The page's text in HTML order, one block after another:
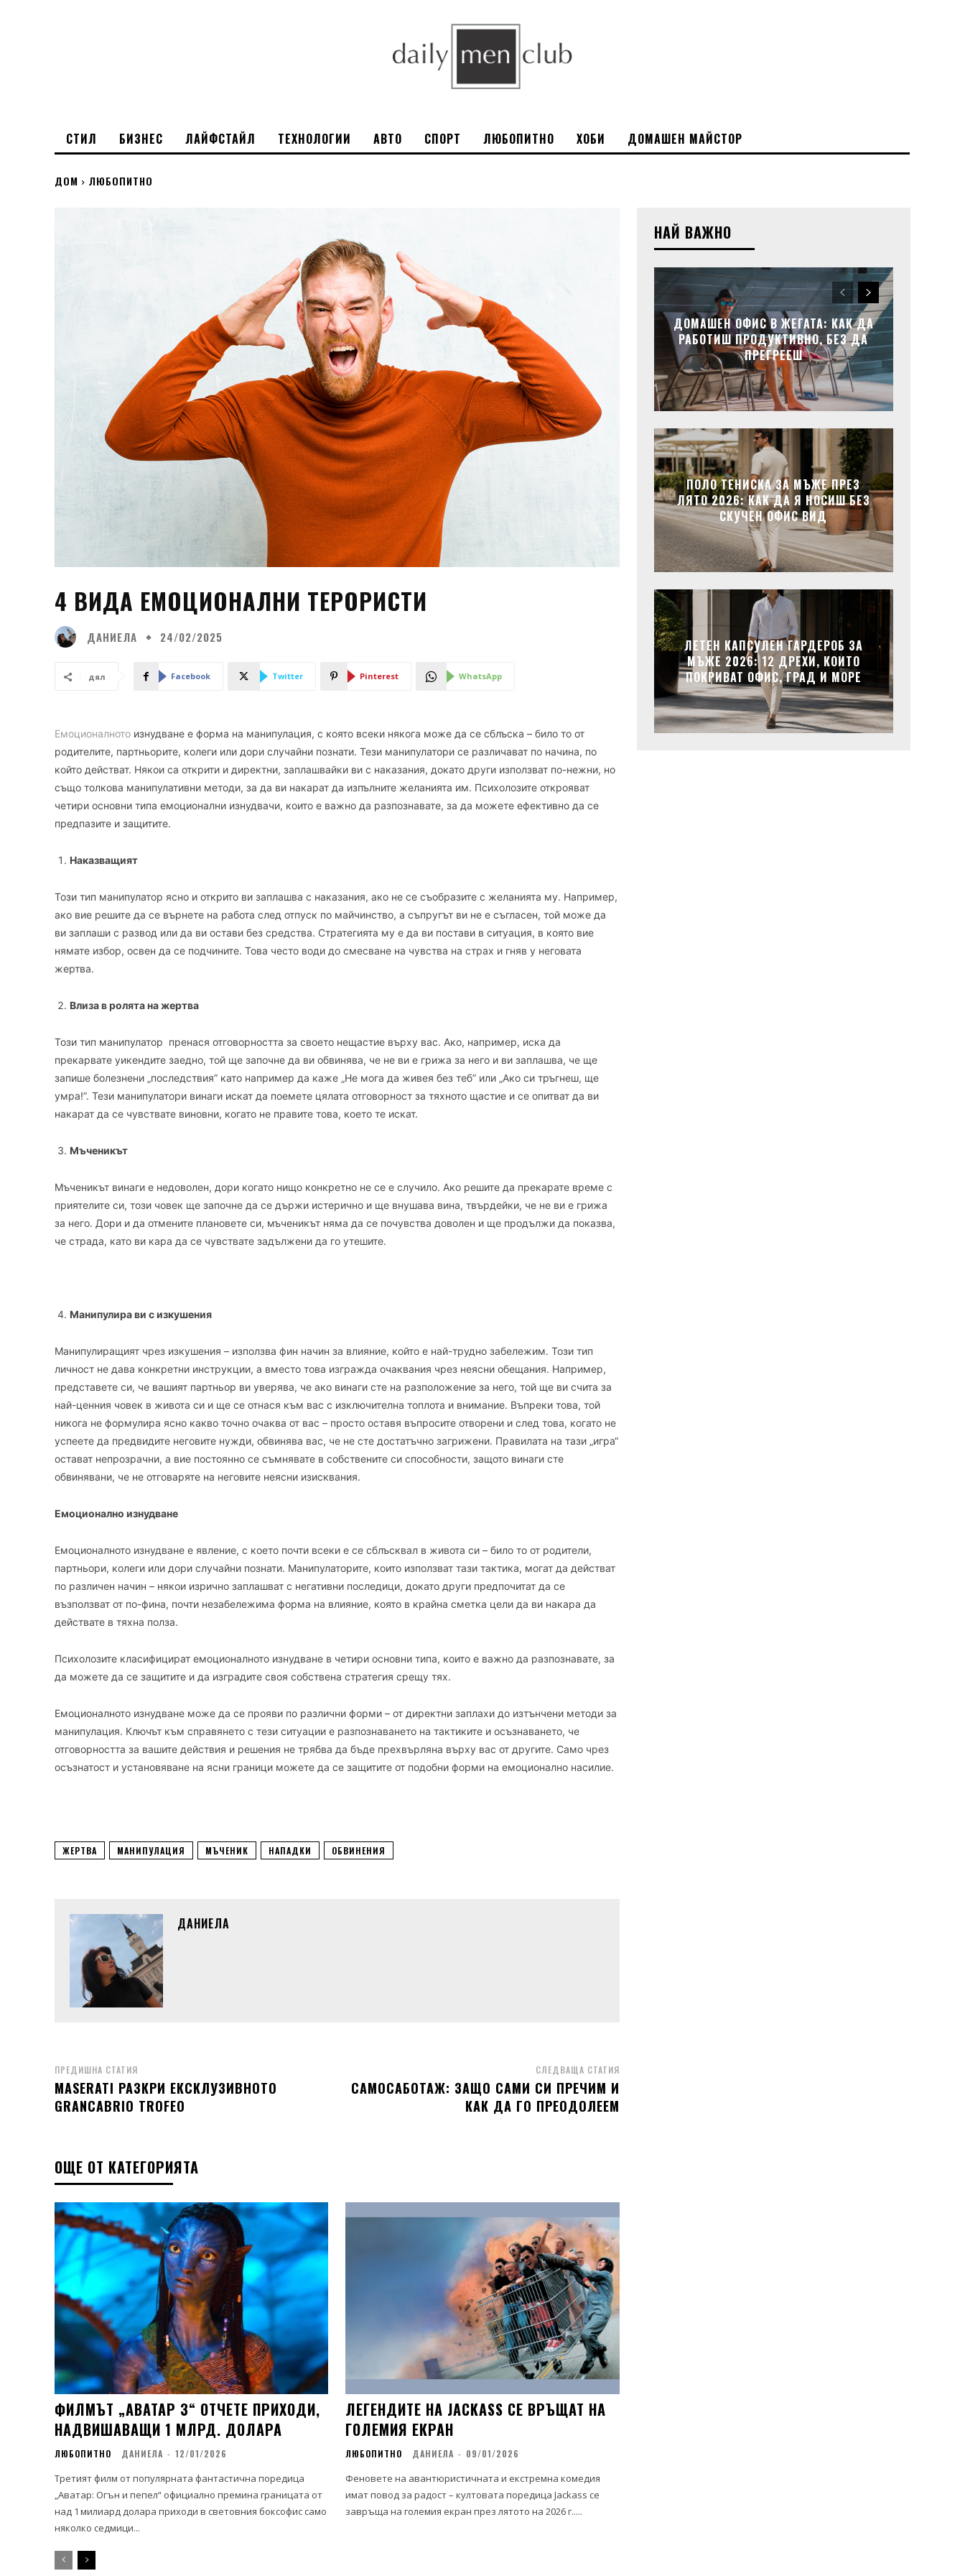
СТИЛ БИЗНЕС ЛАЙФСТАЙЛ ТЕХНОЛОГИИ АВТО СПОРТ ЛЮБОПИТНО ХОБИ ДОМАШЕН МАЙСТОР
ДОМ ЛЮБОПИТНО
4 ВИДА ЕМОЦИОНАЛНИ ТЕРОРИСТИ
ДАНИЕЛА 24/02/2025
дял Facebook Twitter Pinterest WhatsApp
Емоционалното изнудване е форма на манипулация, с която всеки някога може да се сблъска – било то от
родителите, партньорите, колеги или дори случайни познати. Тези манипулатори се различават по начина, по
който действат. Някои са открити и директни, заплашвайки ви с наказания, докато други използват по-нежни, но
също толкова манипулативни методи, за да ви накарат да изпълните желанията им. Психолозите открояват
четири основни типа емоционални изнудвачи, които е важно да разпознавате, за да можете ефективно да се
предпазите и защитите.
Наказващият
Този тип манипулатор ясно и открито ви заплашва с наказания, ако не се съобразите с желанията му. Например,
ако вие решите да се върнете на работа след отпуск по майчинство, а съпругът ви не е съгласен, той може да
ви заплаши с развод или да ви остави без средства. Стратегията му е да ви постави в ситуация, в която вие
нямате избор, освен да се подчините. Това често води до смесване на чувства на страх и гняв у неговата
жертва.
Влиза в ролята на жертва
Този тип манипулатор пренася отговорността за своето нещастие върху вас. Ако, например, иска да
прекарвате уикендите заедно, той ще започне да ви обвинява, че не ви е грижа за него и ви заплашва, че ще
запише болезнени „последствия” като например да каже „Не мога да живея без теб” или „Ако си тръгнеш, ще
умра!”. Тези манипулатори винаги искат да поемете цялата отговорност за тяхното щастие и се опитват да ви
накарат да се чувствате виновни, когато не правите това, което те искат.
Мъченикът
Мъченикът винаги е недоволен, дори когато нищо конкретно не се е случило. Ако решите да прекарате време с
приятелите си, този човек ще започне да се държи истерично и ще внушава вина, твърдейки, че не ви е грижа
за него. Дори и да отмените плановете си, мъченикът няма да се почувства доволен и ще продължи да показва,
че страда, като ви кара да се чувствате задължени да го утешите.
Манипулира ви с изкушения
Манипулиращият чрез изкушения – използва фин начин за влияние, който е най-трудно забележим. Този тип
личност не дава конкретни инструкции, а вместо това изгражда очаквания чрез неясни обещания. Например,
представете си, че вашият партньор ви уверява, че ако винаги сте на разположение за него, той ще ви счита за
най-ценния човек в живота си и ще се отнася към вас с изключителна топлота и внимание. Въпреки това, той
никога не формулира ясно какво точно очаква от вас – просто оставя въпросите отворени и след това, когато не
успеете да предвидите неговите нужди, обвинява вас, че не сте достатъчно загрижени. Правилата на тази „игра“
остават непрозрачни, а вие постоянно се съмнявате в собствените си способности, защото винаги сте
обвинявани, че не отговаряте на неговите неясни изисквания.
Емоционално изнудване
Емоционалното изнудване е явление, с което почти всеки е се сблъсквал в живота си – било то от родители,
партньори, колеги или дори случайни познати. Манипулаторите, които използват тази тактика, могат да действат
по различен начин – някои изрично заплашват с негативни последици, докато други предпочитат да се
възползват от по-фина, почти незабележима форма на влияние, която в крайна сметка цели да ви накара да
действате в тяхна полза.
Психолозите класифицират емоционалното изнудване в четири основни типа, които е важно да разпознавате, за
да можете да се защитите и да изградите своя собствена стратегия срещу тях.
Емоционалното изнудване може да се прояви по различни форми – от директни заплахи до изтънчени методи за
манипулация. Ключът към справянето с тези ситуации е разпознаването на тактиките и осъзнаването, че
отговорността за вашите действия и решения не трябва да бъде прехвърляна върху вас от другите. Само чрез
осъзнатост и установяване на ясни граници можете да се защитите от подобни форми на емоционално насилие.
ЖЕРТВА МАНИПУЛАЦИЯ МЪЧЕНИК НАПАДКИ ОБВИНЕНИЯ
ДАНИЕЛА
ПРЕДИШНА СТАТИЯ
MASERATI РАЗКРИ ЕКСКЛУЗИВНОТО
GRANCABRIO TROFEO
СЛЕДВАЩА СТАТИЯ
САМОСАБОТАЖ: ЗАЩО САМИ СИ ПРЕЧИМ И
КАК ДА ГО ПРЕОДОЛЕЕМ
ОЩЕ ОТ КАТЕГОРИЯТА
ФИЛМЪТ „АВАТАР 3“ ОТЧЕТЕ ПРИХОДИ,
НАДВИШАВАЩИ 1 МЛРД. ДОЛАРА
ЛЮБОПИТНО ДАНИЕЛА - 12/01/2026
Третият филм от популярната фантастична поредица
„Аватар: Огън и пепел“ официално премина границата от
над 1 милиард долара приходи в световния боксофис само
няколко седмици...
ЛЕГЕНДИТЕ НА JACKASS СЕ ВРЪЩАТ НА
ГОЛЕМИЯ ЕКРАН
ЛЮБОПИТНО ДАНИЕЛА - 09/01/2026
Феновете на авантюристичната и екстремна комедия
имат повод за радост – култовата поредица Jackass се
завръща на големия екран през лятото на 2026 г.....
НАЙ ВАЖНО
ДОМАШЕН ОФИС В ЖЕГАТА: КАК ДА
РАБОТИШ ПРОДУКТИВНО, БЕЗ ДА
ПРЕГРЕЕШ
ПОЛО ТЕНИСКА ЗА МЪЖЕ ПРЕЗ
ЛЯТО 2026: КАК ДА Я НОСИШ БЕЗ
СКУЧЕН ОФИС ВИД
ЛЕТЕН КАПСУЛЕН ГАРДЕРОБ ЗА
МЪЖЕ 2026: 12 ДРЕХИ, КОИТО
ПОКРИВАТ ОФИС, ГРАД И МОРЕ